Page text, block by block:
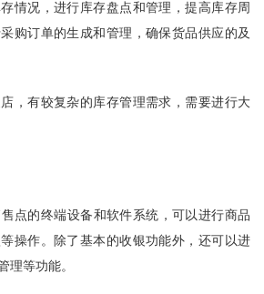
情况，进行库存盘点和管理，提高库存周
购订单的生成和管理，确保货品供应的及
，有较复杂的库存管理需求，需要进行大
点的终端设备和软件系统，可以进行商品
操作。除了基本的收银功能外，还可以进
理等功能。